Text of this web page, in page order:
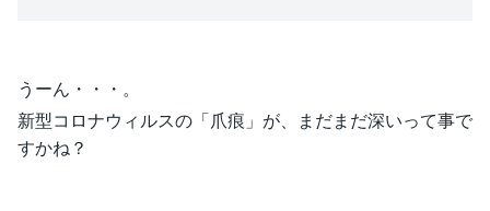
うーん・・・。
新型コロナウィルスの「爪痕」が、まだまだ深いって事で
すかね？